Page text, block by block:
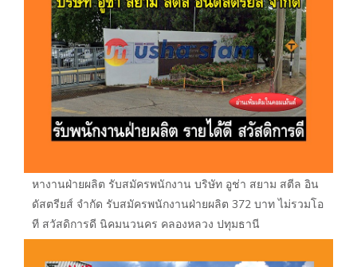
หางานฝ่ายผลิต รับสมัครพนักงาน บริษัท อูช่า สยาม สตีล อิน
ดัสตรียส์ จำกัด รับสมัครพนักงานฝ่ายผลิต 372 บาท ไม่รวมโอ
ที สวัสดิการดี นิคมนวนคร คลองหลวง ปทุมธานี